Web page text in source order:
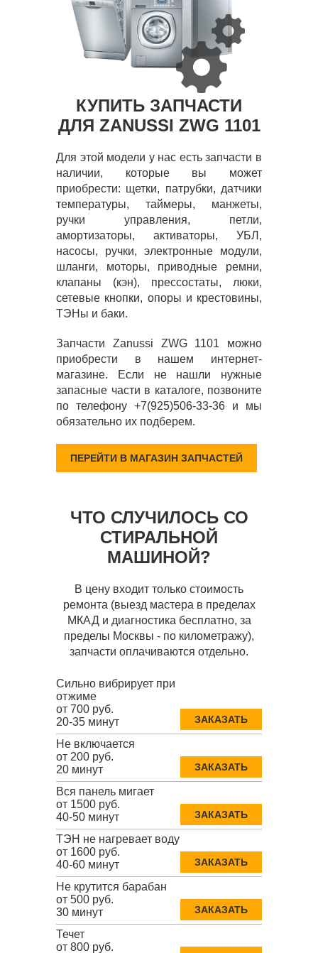
КУПИТЬ ЗАПЧАСТИ
ДЛЯ ZANUSSI ZWG 1101
Для этой модели у нас есть запчасти в
наличии, которые вы может
приобрести: щетки, патрубки, датчики
температуры, таймеры, манжеты,
ручки управления, петли,
амортизаторы, активаторы, УБЛ,
насосы, ручки, электронные модули,
шланги, моторы, приводные ремни,
клапаны (кэн), прессостаты, люки,
сетевые кнопки, опоры и крестовины,
ТЭНы и баки.
Запчасти Zanussi ZWG 1101 можно
приобрести в нашем интернет-
магазине. Если не нашли нужные
запасные части в каталоге, позвоните
по телефону +7(925)506-33-36 и мы
обязательно их подберем.
ПЕРЕЙТИ В МАГАЗИН ЗАПЧАСТЕЙ
ЧТО СЛУЧИЛОСЬ СО
СТИРАЛЬНОЙ
МАШИНОЙ?
В цену входит только стоимость
ремонта (выезд мастера в пределах
МКАД и диагностика бесплатно, за
пределы Москвы - по километражу),
запчасти оплачиваются отдельно.
Сильно вибрирует при
отжиме
от 700 руб.
20-35 минут
ЗАКАЗАТЬ
Не включается
от 200 руб.
20 минут
ЗАКАЗАТЬ
Вся панель мигает
от 1500 руб.
40-50 минут
ЗАКАЗАТЬ
ТЭН не нагревает воду
от 1600 руб.
40-60 минут
ЗАКАЗАТЬ
Не крутится барабан
от 500 руб.
30 минут
ЗАКАЗАТЬ
Течет
от 800 руб.